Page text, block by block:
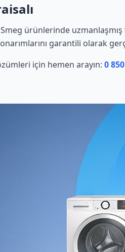
ürünlerinde
garantili olarak
için hemen arayın: 0